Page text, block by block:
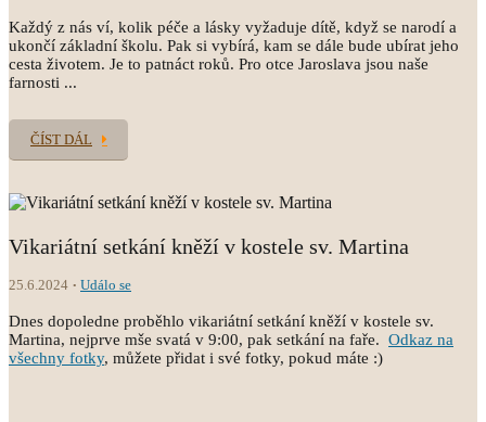
Každý z nás ví, kolik péče a lásky vyžaduje dítě, když se narodí a
ukončí základní školu. Pak si vybírá, kam se dále bude ubírat jeho
cesta životem. Je to patnáct roků. Pro otce Jaroslava jsou naše
farnosti ...
ČÍST DÁL
Vikariátní setkání kněží v kostele sv. Martina
25.6.2024 Událo se
Dnes dopoledne proběhlo vikariátní setkání kněží v kostele sv.
Martina, nejprve mše svatá v 9:00, pak setkání na faře. Odkaz na
všechny fotky, můžete přidat i své fotky, pokud máte :)